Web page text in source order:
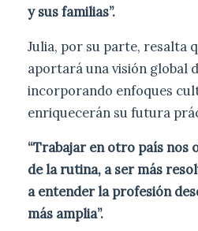
y sus familias”.
Julia, por su parte, resalta
aportará una visión global
incorporando enfoques
enriquecerán su futura
“Trabajar en otro país nos
de la rutina, a ser más
a entender la profesión
más amplia”.